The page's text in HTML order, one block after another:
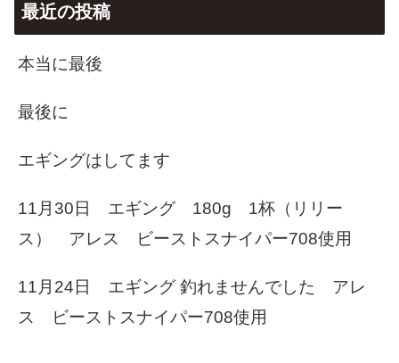
最近の投稿
本当に最後
最後に
エギングはしてます
11月30日 エギング 180g 1杯（リリー
ス） アレス ビーストスナイパー708使用
11月24日 エギング 釣れませんでした アレ
ス ビーストスナイパー708使用